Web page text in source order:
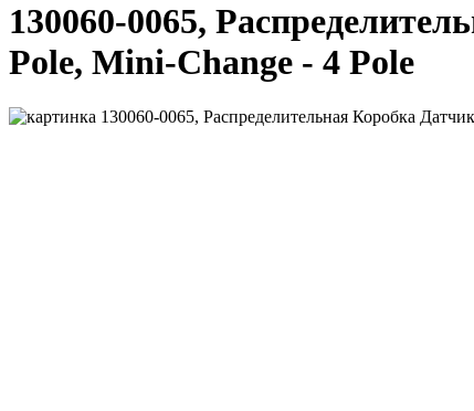
130060-0065,
Pole, Mini-Change - 4 Pole